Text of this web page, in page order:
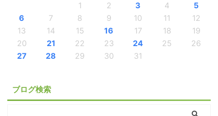
1 2 3 4
5
6
7 8 9 10 11
12
13
14 15 16 17 18
19
20
21 22 23 24 25
26
27
28 29 30 31
ブログ検索